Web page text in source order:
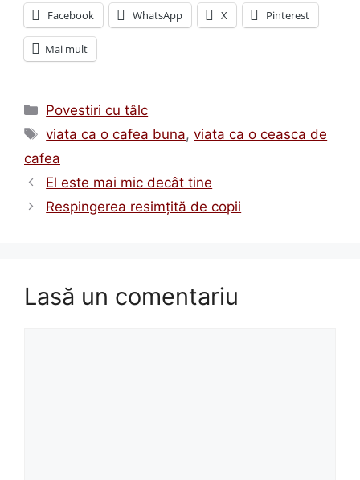
Facebook WhatsApp X Pinterest
Mai mult
Categorii
Povestiri cu tâlc
Etichete
viata ca o cafea buna,viata ca o ceasca de
cafea
El este mai mic decât tine
Respingerea resimțită de copii
Lasă un comentariu